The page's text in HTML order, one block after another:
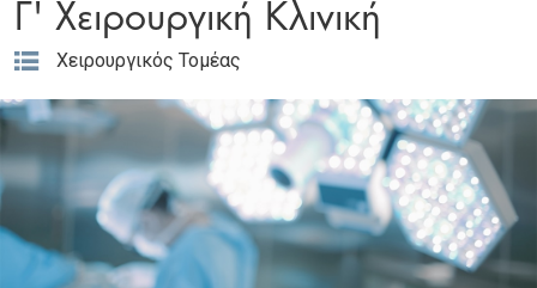
Γ' Χειρουργική Κλινική
Χειρουργικός Τομέας